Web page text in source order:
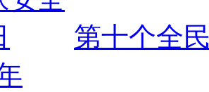
第十个全